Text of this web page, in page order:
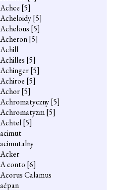
Achce [5]
Acheloidy[5]
Achelous [5]
Acheron[5]
Achill
Achilles [5]
Achinger[5]
Achiroe [5]
Achor[5]
Achromatyczny[5]
Achromatyzm[5]
Achtel[5]
acimut
acimutalny
Acker
A conto [6]
Acorus Calamus
aćpan